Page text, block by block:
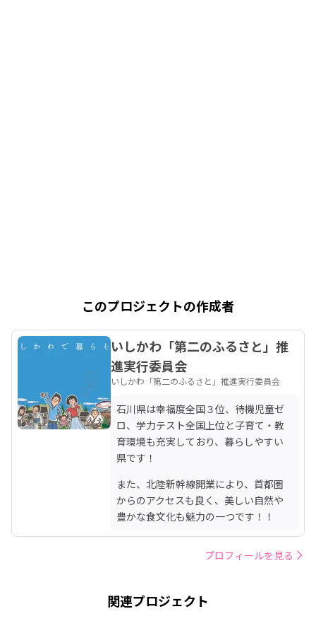
このプロジェクトの作成者
いしかわ「第二のふるさと」推
進実行委員会
いしかわ「第二のふるさと」推進実行委員会
石川県は幸福度全国３位、待機児童ゼ
ロ、学力テスト全国上位と子育て・教
育環境も充実しており、暮らしやすい
県です！
また、北陸新幹線開業により、首都圏
からのアクセスも良く、美しい自然や
豊かな食文化も魅力の一つです！！
プロフィールを見る
関連プロジェクト